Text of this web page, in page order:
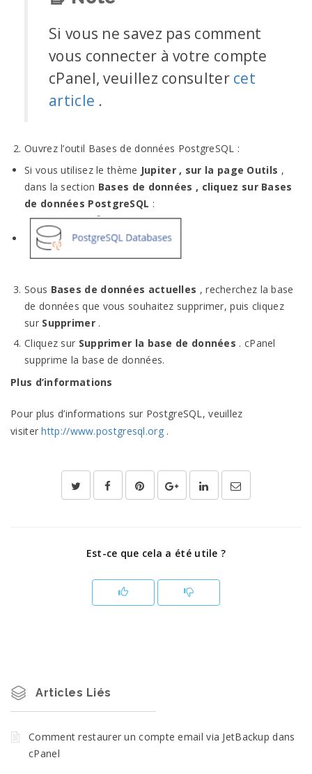
Si vous ne savez pas comment
vous connecter à votre compte
cPanel, veuillez consulter cet
article .
Ouvrez l’outil Bases de données PostgreSQL :
Si vous utilisez le thème Jupiter , sur la page Outils ,
dans la section Bases de données , cliquez sur Bases
de données PostgreSQL :
Sous Bases de données actuelles , recherchez la base
de données que vous souhaitez supprimer, puis cliquez
sur Supprimer.
Cliquez sur Supprimer la base de données . cPanel
supprime la base de données.
Plus d’informations
Pour plus d’informations sur PostgreSQL, veuillez
visiterhttp://www.postgresql.org.
Est-ce que cela a été utile ?
Articles Liés
Comment restaurer un compte email via JetBackup dans
cPanel